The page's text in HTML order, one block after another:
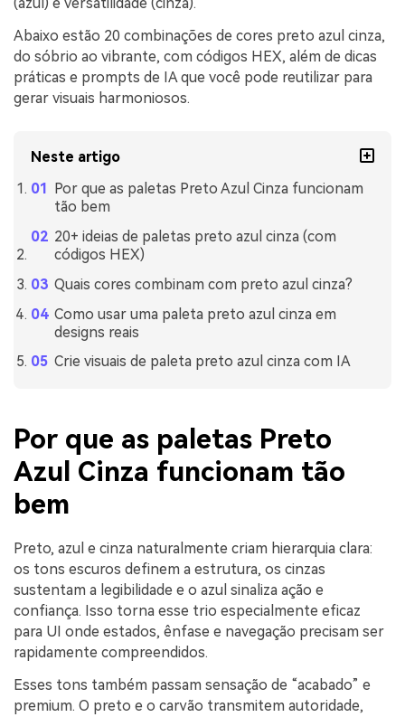
Abaixo estão 20 combinações de cores preto azul cinza,
do sóbrio ao vibrante, com códigos HEX, além de dicas
práticas e prompts de IA que você pode reutilizar para
gerar visuais harmoniosos.
Neste artigo
Por que as paletas Preto Azul Cinza funcionam
tão bem
20+ ideias de paletas preto azul cinza (com
códigos HEX)
Quais cores combinam com preto azul cinza?
Como usar uma paleta preto azul cinza em
designs reais
Crie visuais de paleta preto azul cinza com IA
Por que as paletas Preto
Azul Cinza funcionam tão
bem
Preto, azul e cinza naturalmente criam hierarquia clara:
os tons escuros definem a estrutura, os cinzas
sustentam a legibilidade e o azul sinaliza ação e
confiança. Isso torna esse trio especialmente eficaz
para UI onde estados, ênfase e navegação precisam ser
rapidamente compreendidos.
Esses tons também passam sensação de “acabado” e
premium. O preto e o carvão transmitem autoridade,